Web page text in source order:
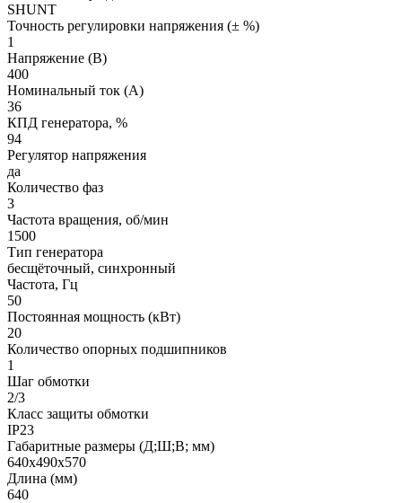
SHUNT
Точность регулировки напряжения (± %)
1
Напряжение (В)
400
Номинальный ток (А)
36
КПД генератора, %
94
Регулятор напряжения
да
Количество фаз
3
Частота вращения, об/мин
1500
Тип генератора
бесщёточный, синхронный
Частота, Гц
50
Постоянная мощность (кВт)
20
Количество опорных подшипников
1
Шаг обмотки
2/3
Класс защиты обмотки
IP23
Габаритные размеры (Д;Ш;В; мм)
640х490х570
Длина (мм)
640